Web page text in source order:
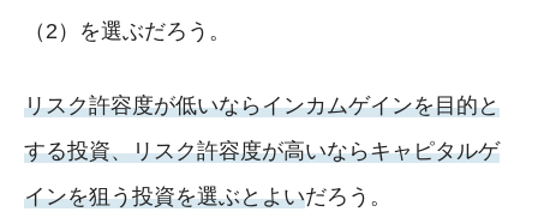
（2）を選ぶだろう。
リスク許容度が低いならインカムゲインを目的と
する投資、リスク許容度が高いならキャピタルゲ
インを狙う投資を選ぶとよいだろう。